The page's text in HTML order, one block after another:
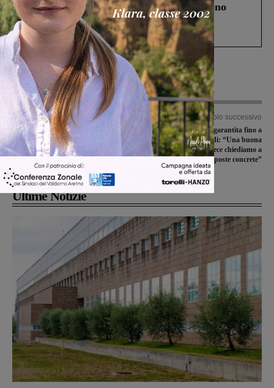
Un anno fa la strage in A1 in cui morirono
Gianni, Giulia e Franco. Lo schianto, il
processo, lo stop ai sorpassi fra tir....
Articolo precedente
Furti in abitazione, Valdarno nel
mirino dei ladri. Numerose le
segnalazioni
Articolo successivo
Linea direttissima garantita fino a
luglio 2027, Vadi: “Una buona
notizia. Sui ritardi invece chiediamo a
Trenitalia risposte concrete”
Ultime Notizie